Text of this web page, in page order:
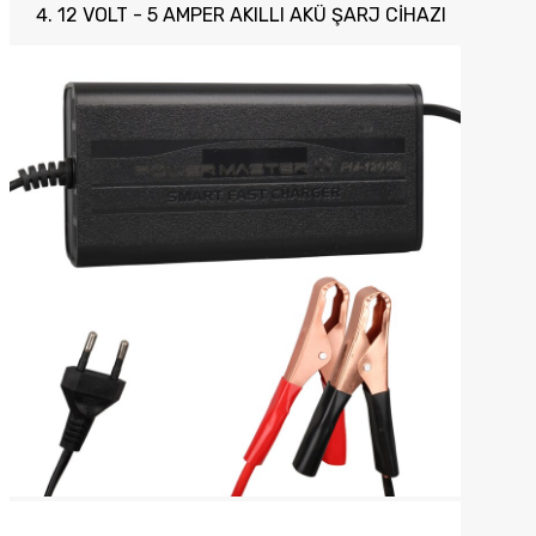
12 VOLT - 5 AMPER AKILLI AKÜ ŞARJ CİHAZI